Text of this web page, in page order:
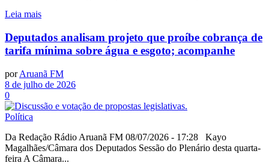
Leia mais
Deputados analisam projeto que proíbe cobrança de
tarifa mínima sobre água e esgoto; acompanhe
por Aruanã FM
8 de julho de 2026
0
Política
Da Redação Rádio Aruanã FM 08/07/2026 - 17:28 Kayo
Magalhães/Câmara dos Deputados Sessão do Plenário desta quarta-
feira A Câmara...